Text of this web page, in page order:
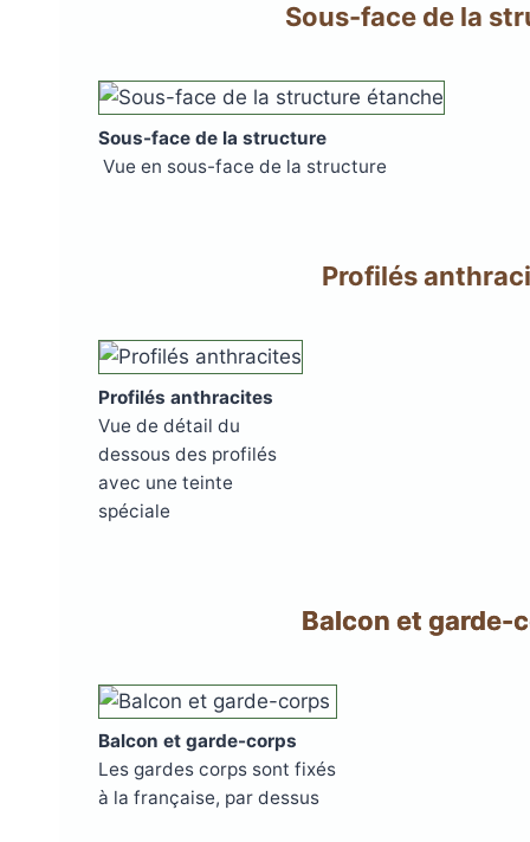
Sous-face de la
Sous-face de la structure
Vue en sous-face de la structure
Profilés
Profilés anthracites
Vue de détail du
dessous des profilés
avec une teinte
spéciale
Balcon et garde-
Balcon et garde-corps
Les gardes corps sont fixés
à la française, par dessus